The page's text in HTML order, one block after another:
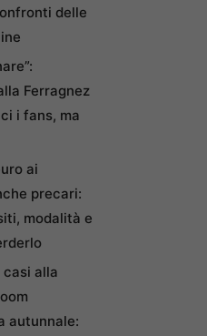
delle
Ferragnez
i fans, ma
ai
precari:
modalità e
alla
autunnale: